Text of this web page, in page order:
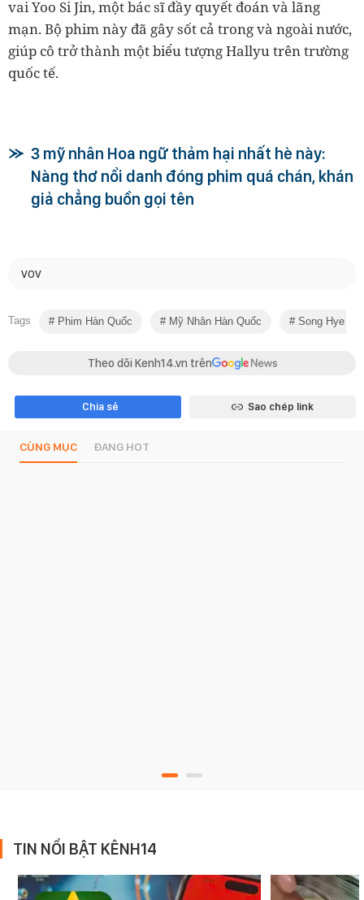
vai Yoo Si Jin, một bác sĩ đầy quyết đoán và lãng
mạn. Bộ phim này đã gây sốt cả trong và ngoài nước,
giúp cô trở thành một biểu tượng Hallyu trên trường
quốc tế.
3 mỹ nhân Hoa ngữ thảm hại nhất hè này:
Nàng thơ nổi danh đóng phim quá chán, khán
giả chẳng buồn gọi tên
VOV
Tags Phim Hàn Quốc Mỹ Nhân Hàn Quốc Song Hye
Theo dõi Kenh14.vn trên
Chia sẻ Sao chép link
CÙNG MỤC ĐANG HOT
TIN NỔI BẬT KÊNH14